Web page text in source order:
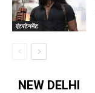
एंटरटेनमेंट
NEW DELHI